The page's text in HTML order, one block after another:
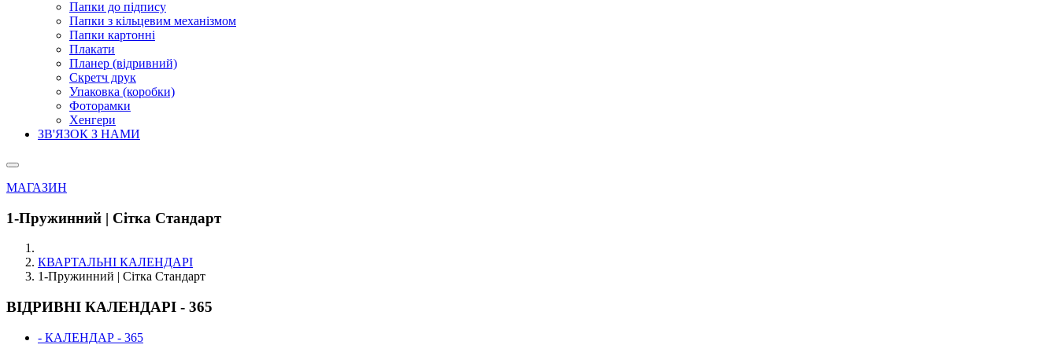
Папки до підпису
Папки з кільцевим механізмом
Папки картонні
Плакати
Планер (відривний)
Скретч друк
Упаковка (коробки)
Фоторамки
Хенгери
ЗВ'ЯЗОК З НАМИ
МАГАЗИН
1-Пружинний | Сітка Стандарт
КВАРТАЛЬНІ КАЛЕНДАРІ
1-Пружинний | Сітка Стандарт
ВІДРИВНІ КАЛЕНДАРІ - 365
- КАЛЕНДАР - 365